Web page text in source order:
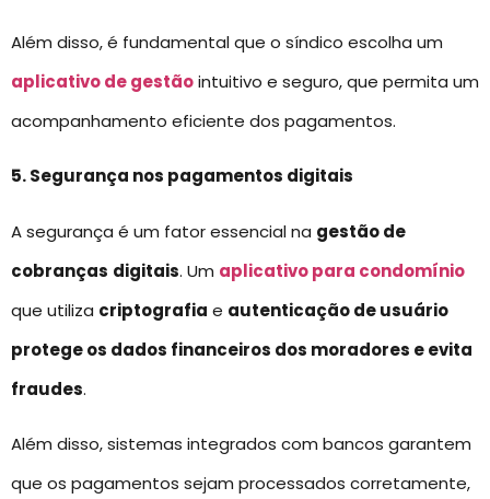
Além disso, é fundamental que o síndico escolha um
aplicativo de gestãointuitivo e seguro, que permita um
acompanhamento eficiente dos pagamentos.
5. Segurança nos pagamentos digitais
A segurança é um fator essencial na gestão de
cobranças digitais. Um aplicativo para condomínio
que utiliza criptografia e autenticação de usuário
protege os dados financeiros dos moradores e evita
fraudes.
Além disso, sistemas integrados com bancos garantem
que os pagamentos sejam processados corretamente,